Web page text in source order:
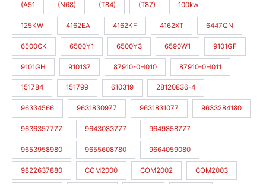
(A51 (N68) (T84) (T87) 100kw
125KW 4162EA 4162KF 4162XT 6447QN
6500CK 6500Y1 6500Y3 6590W1 9101GF
9101GH 9101S7 87910-0H010 87910-0H011
151784 151799 610319 28120836-4
96334566 9631830977 9631831077 9633284180
9636357777 9643083777 9649858777
9653958980 9655608780 9664059080
9822637880 COM2000 COM2002 COM2003